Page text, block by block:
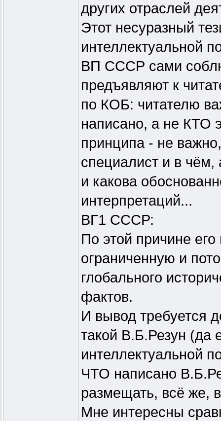
других отраслей
Этот несуразный
интеллектуальной
ВП СССР сами
предъявляют к
по КОБ: читателю
написано, а не КТО
принципа - не
специалист и в
и какова
интерпретаций...
ВГ1 СССР:
По этой причине
ограниченную и
глобального
фактов.
И вывод требуется
такой В.Б.Резун (да
интеллектуальной
ЧТО написано
размещать, всё же,
Мне интересны